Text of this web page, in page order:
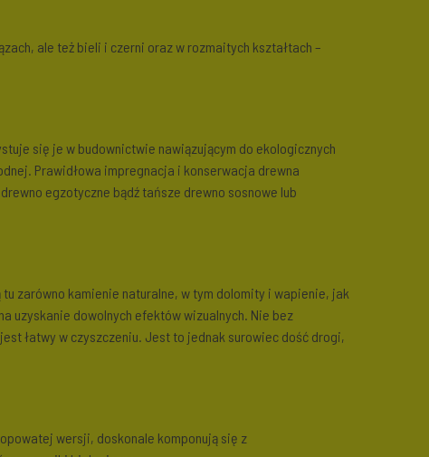
ale też bieli i czerni oraz w rozmaitych kształtach –
się je w budownictwie nawiązującym do ekologicznych
Prawidłowa impregnacja i konserwacja drewna
egzotyczne bądź tańsze drewno sosnowe lub
zarówno kamienie naturalne, w tym dolomity i wapienie, jak
uzyskanie dowolnych efektów wizualnych. Nie bez
łatwy w czyszczeniu. Jest to jednak surowiec dość drogi,
wersji, doskonale komponują się z